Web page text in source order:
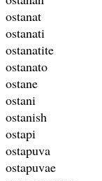
ostanat
ostanati
ostanatite
ostanato
ostane
ostani
ostanish
ostapi
ostapuva
ostapuvae